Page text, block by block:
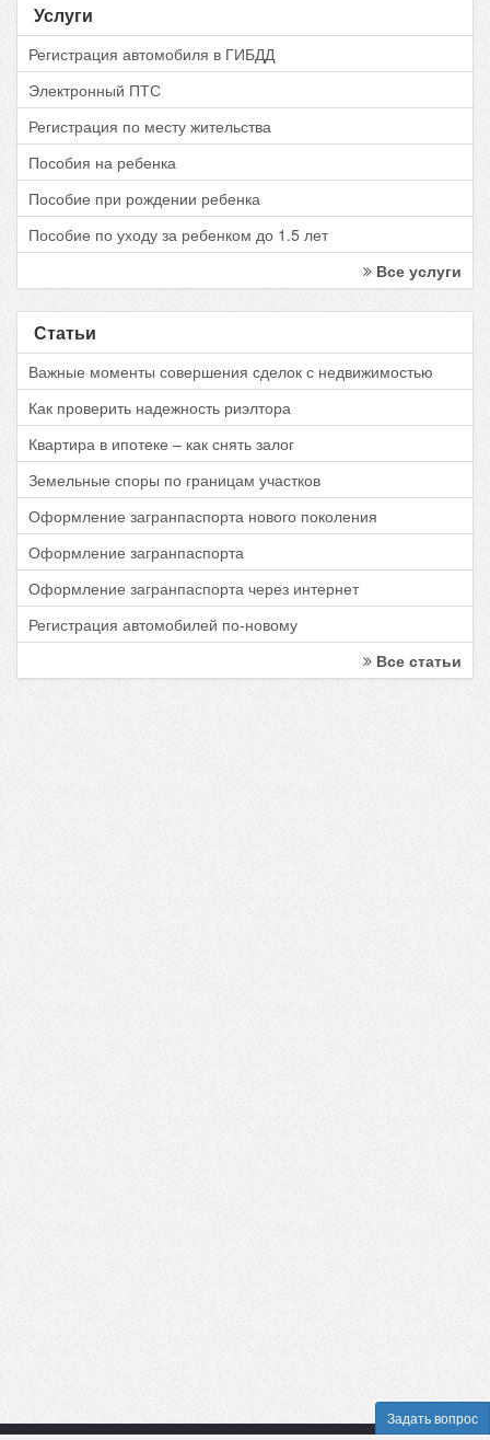
Услуги
Регистрация автомобиля в ГИБДД
Электронный ПТС
Регистрация по месту жительства
Пособия на ребенка
Пособие при рождении ребенка
Пособие по уходу за ребенком до 1.5 лет
Все услуги
Статьи
Важные моменты совершения сделок с недвижимостью
Как проверить надежность риэлтора
Квартира в ипотеке – как снять залог
Земельные споры по границам участков
Оформление загранпаспорта нового поколения
Оформление загранпаспорта
Оформление загранпаспорта через интернет
Регистрация автомобилей по-новому
Все статьи
Задать вопрос